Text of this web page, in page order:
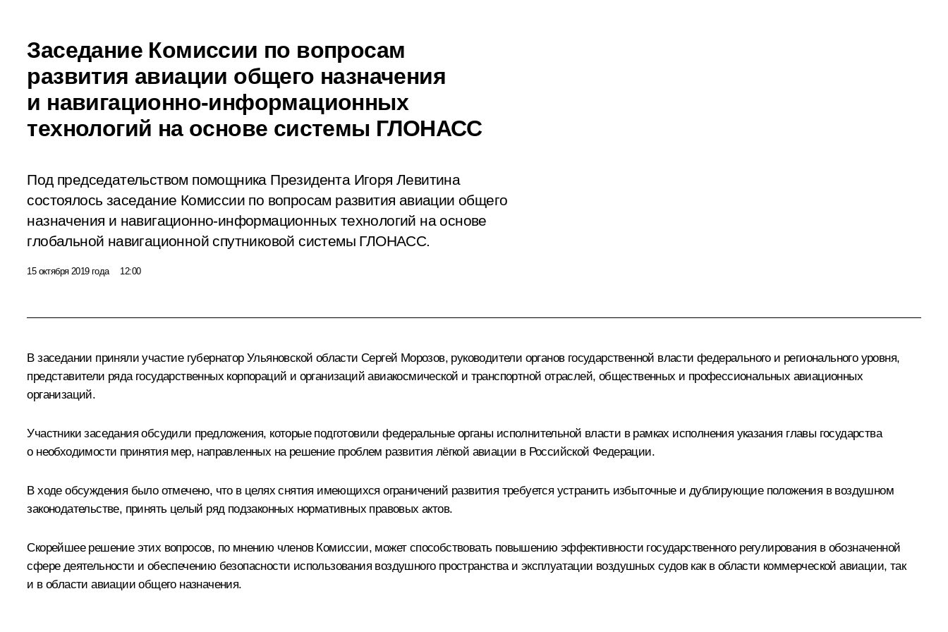
Заседание Комиссии по вопросам
развития авиации общего назначения
и навигационно-информационных
технологий на основе системы ГЛОНАСС
Под председательством помощника Президента Игоря Левитина
состоялось заседание Комиссии по вопросам развития авиации общего
назначения и навигационно-информационных технологий на основе
глобальной навигационной спутниковой системы ГЛОНАСС.
15 октября 2019 года 12:00
В заседании приняли участие губернатор Ульяновской области Сергей Морозов, руководители органов государственной власти федерального и регионального уровня,
представители ряда государственных корпораций и организаций авиакосмической и транспортной отраслей, общественных и профессиональных авиационных
организаций.
Участники заседания обсудили предложения, которые подготовили федеральные органы исполнительной власти в рамках исполнения указания главы государства
о необходимости принятия мер, направленных на решение проблем развития лёгкой авиации в Российской Федерации.
В ходе обсуждения было отмечено, что в целях снятия имеющихся ограничений развития требуется устранить избыточные и дублирующие положения в воздушном
законодательстве, принять целый ряд подзаконных нормативных правовых актов.
Скорейшее решение этих вопросов, по мнению членов Комиссии, может способствовать повышению эффективности государственного регулирования в обозначенной
сфере деятельности и обеспечению безопасности использования воздушного пространства и эксплуатации воздушных судов как в области коммерческой авиации, так
и в области авиации общего назначения.